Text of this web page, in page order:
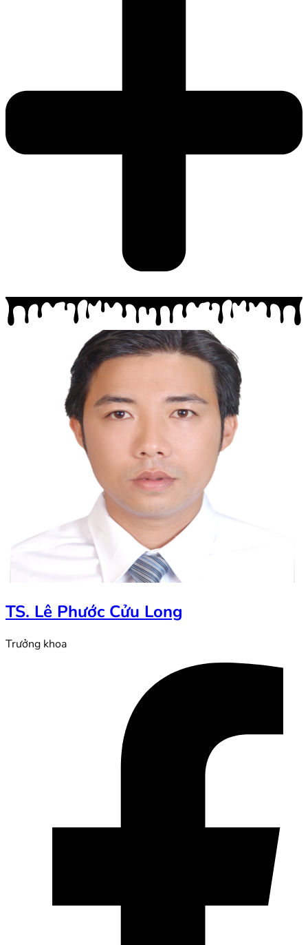
TS. Lê Phước Cửu Long
Trưởng khoa